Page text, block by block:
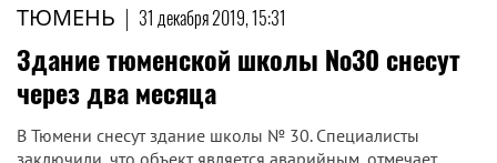
ТЮМЕНЬ | 31 декабря 2019, 15:31
Здание тюменской школы №30 снесут
через два месяца
В Тюмени снесут здание школы № 30. Специалисты
заключили, что объект является аварийным, отмечает